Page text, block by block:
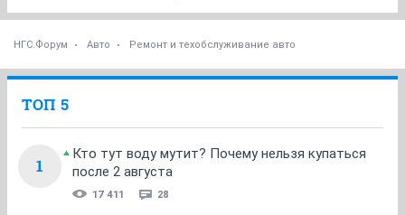
НГС.Форум Авто Ремонт и техобслуживание авто
ТОП 5
1
Кто тут воду мутит? Почему нельзя купаться
после 2 августа
17 411 28